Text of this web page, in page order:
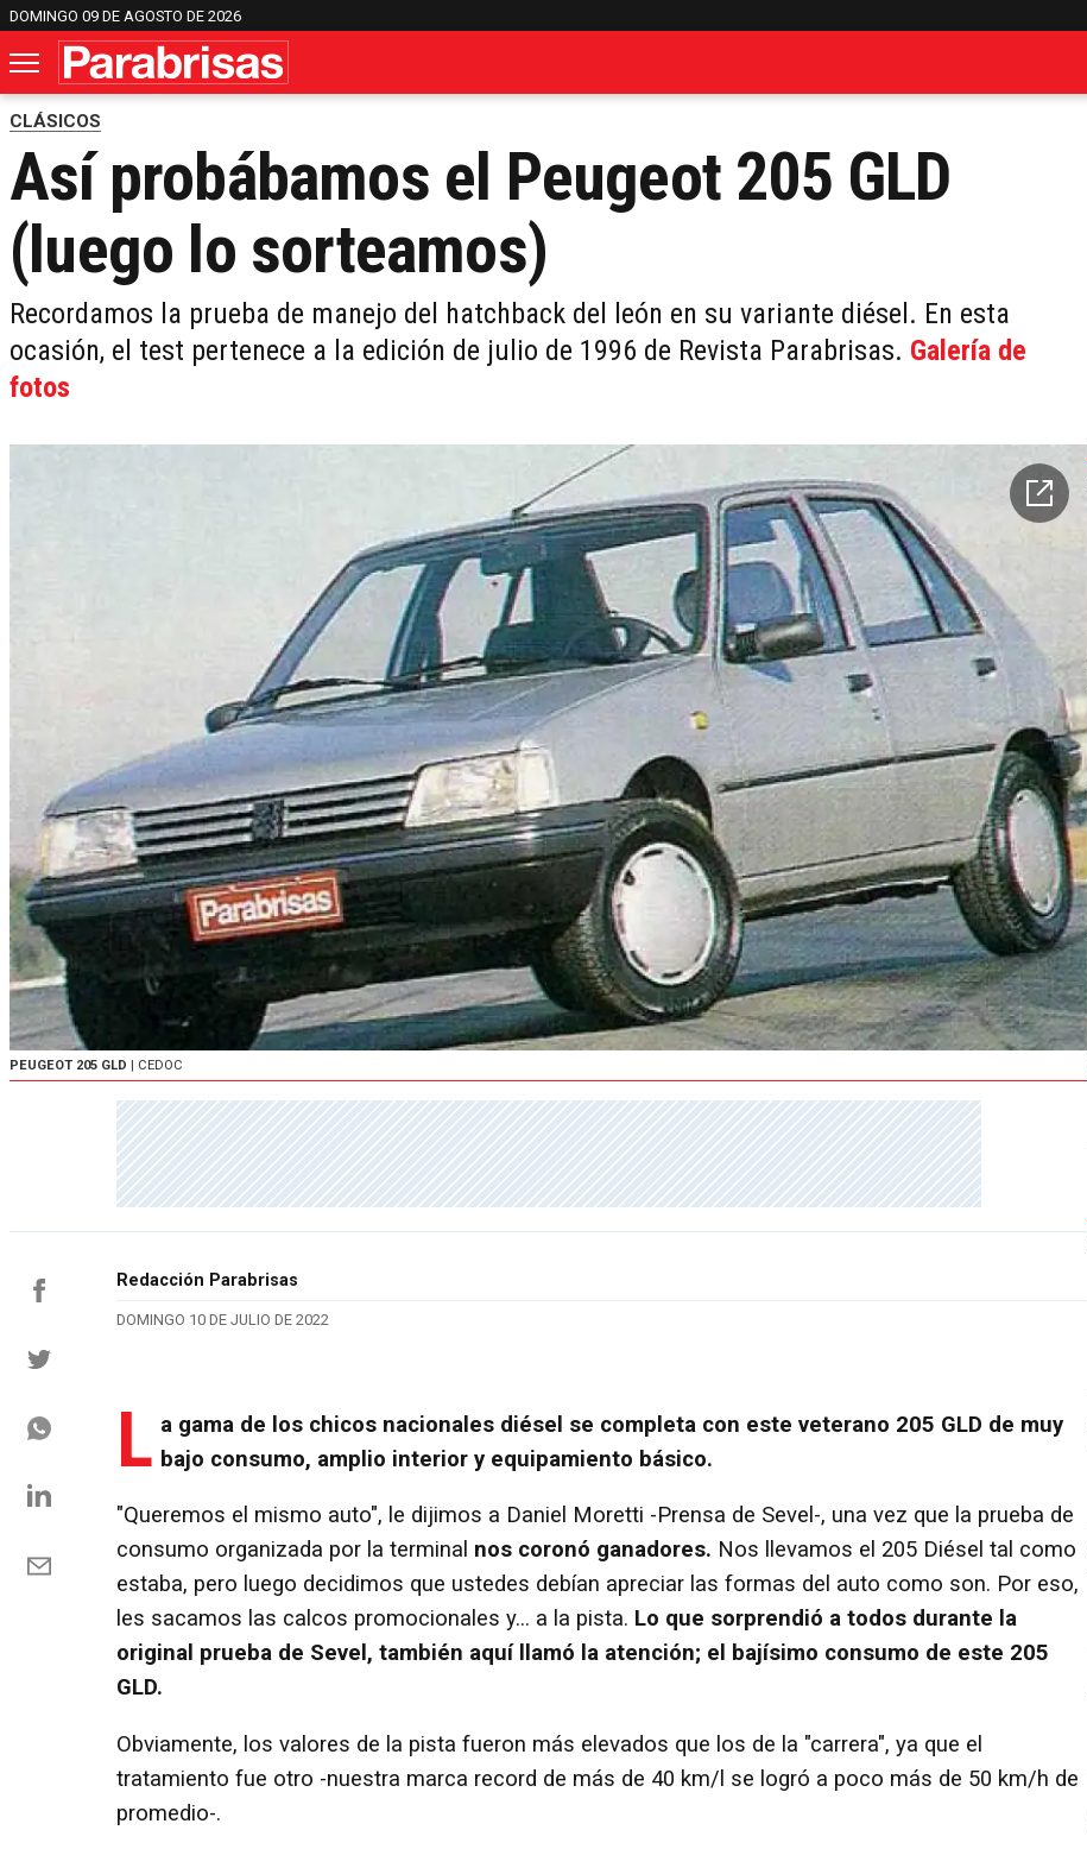
DOMINGO 09 DE AGOSTO DE 2026
CLÁSICOS
Así probábamos el Peugeot 205 GLD
(luego lo sorteamos)
Recordamos la prueba de manejo del hatchback del león en su variante diésel. En esta
ocasión, el test pertenece a la edición de julio de 1996 de Revista Parabrisas. Galería de
fotos
PEUGEOT 205 GLD | CEDOC
Redacción Parabrisas
DOMINGO 10 DE JULIO DE 2022
L a gama de los chicos nacionales diésel se completa con este veterano 205 GLD de muy
bajo consumo, amplio interior y equipamiento básico.
"Queremos el mismo auto", le dijimos a Daniel Moretti -Prensa de Sevel-, una vez que la prueba de
consumo organizada por la terminal nos coronó ganadores. Nos llevamos el 205 Diésel tal como
estaba, pero luego decidimos que ustedes debían apreciar las formas del auto como son. Por eso,
les sacamos las calcos promocionales y... a la pista. Lo que sorprendió a todos durante la
original prueba de Sevel, también aquí llamó la atención; el bajísimo consumo de este 205
GLD.
Obviamente, los valores de la pista fueron más elevados que los de la "carrera", ya que el
tratamiento fue otro -nuestra marca record de más de 40 km/l se logró a poco más de 50 km/h de
promedio-.